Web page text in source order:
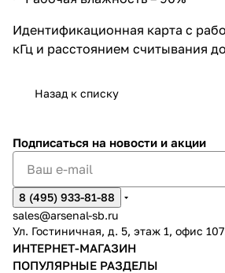
Идентификационная карта с
кГц и расстоянием считывания
Назад к списку
Подписаться на новости и акции
8 (495) 933-81-88
sales@arsenal-sb.ru
Ул. Гостиничная, д. 5, этаж 1, офис
ИНТЕРНЕТ-МАГАЗИН
ПОПУЛЯРНЫЕ РАЗДЕЛЫ